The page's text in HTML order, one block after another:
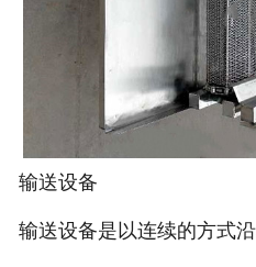
输送设备
输送设备是以连续的方式